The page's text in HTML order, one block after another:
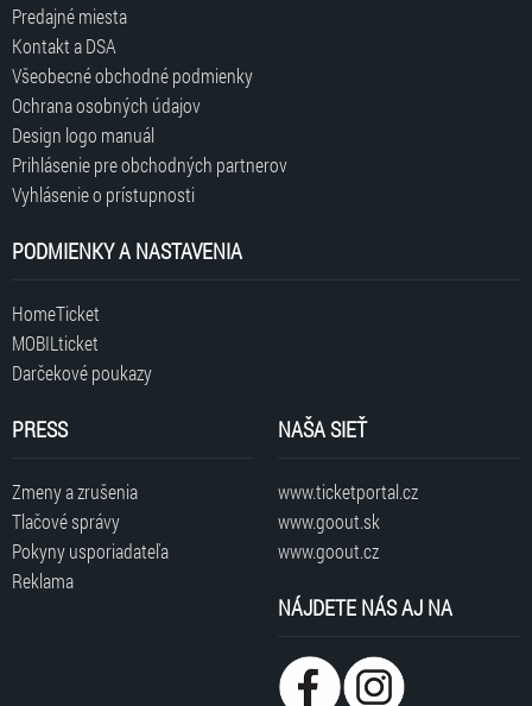
Predajné miesta
Kontakt a DSA
Všeobecné obchodné podmienky
Ochrana osobných údajov
Design logo manuál
Prihlásenie pre obchodných partnerov
Vyhlásenie o prístupnosti
PODMIENKY A NASTAVENIA
HomeTicket
MOBILticket
Darčekové poukazy
PRESS
Zmeny a zrušenia
Tlačové správy
Pokyny usporiadateľa
Reklama
NAŠA SIEŤ
www.ticketportal.cz
www.goout.sk
www.goout.cz
NÁJDETE NÁS AJ NA